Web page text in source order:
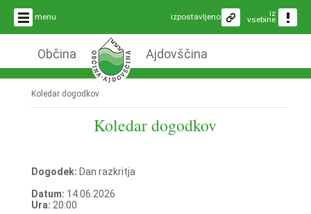
menu iz
vsebine
izpostavljeno
Občina Ajdovščina
Koledar dogodkov
Koledar dogodkov
Dogodek: Dan razkritja
Datum: 14.06.2026
Ura: 20:00